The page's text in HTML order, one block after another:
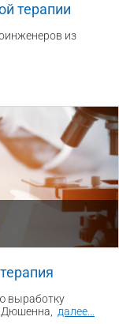
терапии
из
выработку
далее